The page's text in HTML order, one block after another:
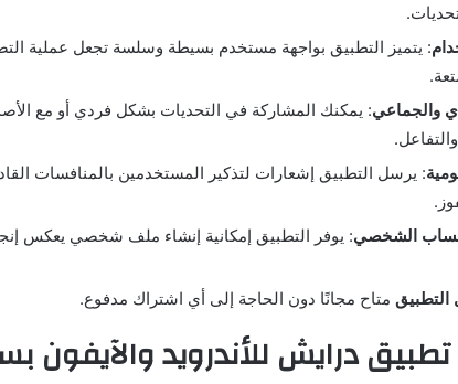
: يتميز التطبيق بواجهة مستخدم بسيطة وسلسة تجعل عملية
والجماعي: يمكنك المشاركة في التحديات بشكل فردي أو مع
: يرسل التطبيق إشعارات لتذكير المستخدمين بالمنافسات
الشخصي: يوفر التطبيق إمكانية إنشاء ملف شخصي يعكس
تطبيق متاح مجانًا دون الحاجة إلى أي اشتراك مدفوع.
درايش للأندرويد والآيفون